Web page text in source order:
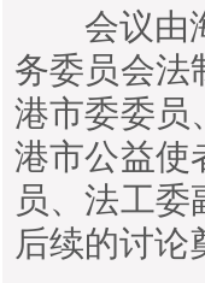
会议由海
务委员会法
港市委委员
港市公益使
员、法工
后续的讨论